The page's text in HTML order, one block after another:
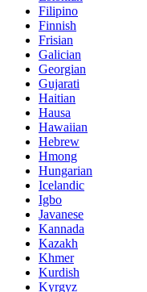
Filipino
Finnish
Frisian
Galician
Georgian
Gujarati
Haitian
Hausa
Hawaiian
Hebrew
Hmong
Hungarian
Icelandic
Igbo
Javanese
Kannada
Kazakh
Khmer
Kurdish
Kyrgyz